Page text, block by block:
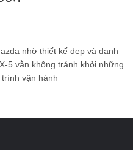
nhờ thiết kế đẹp và danh
5 vẫn không tránh khỏi những
vận hành